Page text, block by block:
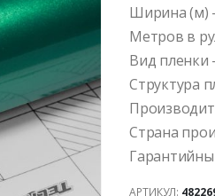
Ширина (м)
Метров в
Вид пленки
Структура
Страна
АРТИКУЛ: